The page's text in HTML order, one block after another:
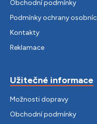
Obchodní podmínky
Podmínky ochrany
Kontakty
Reklamace
Užitečné informace
Možnosti dopravy
Obchodní podmínky